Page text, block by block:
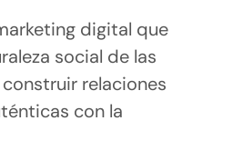
digital que
social de las
relaciones
con la